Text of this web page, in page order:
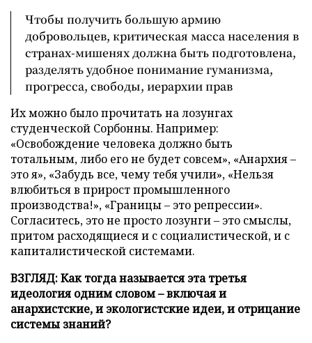
Чтобы получить большую армию
добровольцев, критическая масса населения в
странах-мишенях должна быть подготовлена,
разделять удобное понимание гуманизма,
прогресса, свободы, иерархии прав
Их можно было прочитать на лозунгах
студенческой Сорбонны. Например:
«Освобождение человека должно быть
тотальным, либо его не будет совсем», «Анархия –
это я», «Забудь все, чему тебя учили», «Нельзя
влюбиться в прирост промышленного
производства!», «Границы – это репрессии».
Согласитесь, это не просто лозунги – это смыслы,
притом расходящиеся и с социалистической, и с
капиталистической системами.
ВЗГЛЯД: Как тогда называется эта третья
идеология одним словом – включая и
анархистские, и экологистские идеи, и отрицание
системы знаний?